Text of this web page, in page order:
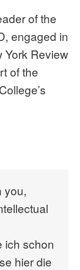
of the
engaged in
York Review
of the
you,
ich schon
hier die